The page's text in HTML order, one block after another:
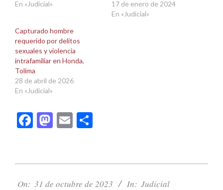
En «Judicial»
17 de enero de 2024
En «Judicial»
Capturado hombre
requerido por delitos
sexuales y violencia
intrafamiliar en Honda,
Tolima
28 de abril de 2026
En «Judicial»
Facebook
Mastodon
Email
10-
On: 31 de octubre de 2023 In: Judicial